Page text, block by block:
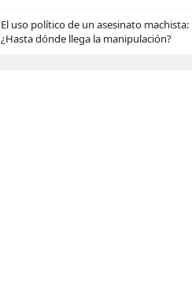
El uso político de un asesinato machista:
¿Hasta dónde llega la manipulación?